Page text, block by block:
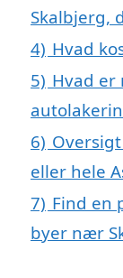
Skalbjerg,
4) Hvad
5) Hvad er
6)
eller hele
7) Find en
byer nær